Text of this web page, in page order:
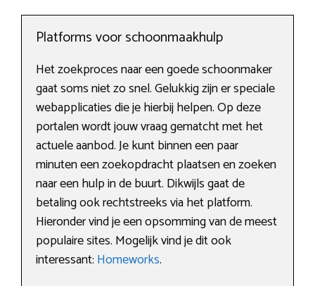
Platforms voor schoonmaakhulp
Het zoekproces naar een goede schoonmaker
gaat soms niet zo snel. Gelukkig zijn er speciale
webapplicaties die je hierbij helpen. Op deze
portalen wordt jouw vraag gematcht met het
actuele aanbod. Je kunt binnen een paar
minuten een zoekopdracht plaatsen en zoeken
naar een hulp in de buurt. Dikwijls gaat de
betaling ook rechtstreeks via het platform.
Hieronder vind je een opsomming van de meest
populaire sites. Mogelijk vind je dit ook
interessant: Homeworks.